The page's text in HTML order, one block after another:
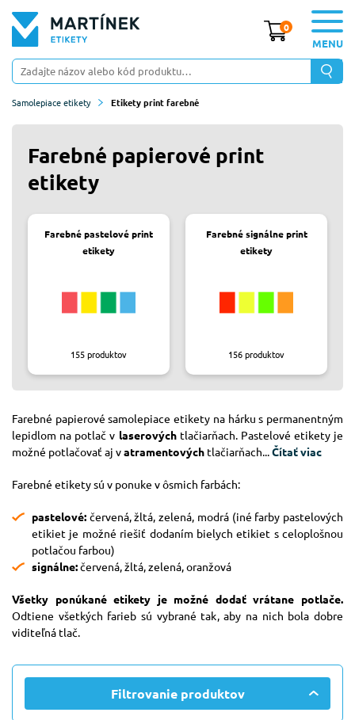
0
MENU
Samolepiace etikety Etikety print farebné
Farebné papierové print
etikety
Farebné pastelové print
etikety
155produktov
Farebné signálne print
etikety
156produktov
Farebné papierové samolepiace etikety na hárku s permanentným
lepidlom na potlač v laserovýchtlačiarňach. Pastelové etikety je
možné potlačovať aj vatramentových tlačiarňach...Čítať viac
Farebné etikety sú v ponuke v ôsmich farbách:
pastelové: červená, žltá, zelená, modrá (iné farby pastelových
etikiet je možné riešiť dodaním bielych etikiet s celoplošnou
potlačou farbou)
signálne:červená, žltá, zelená, oranžová
Všetky ponúkané etikety je možné dodať vrátane potlače.
Odtiene všetkých farieb sú vybrané tak, aby na nich bola dobre
viditeľná tlač.
Filtrovanie produktov